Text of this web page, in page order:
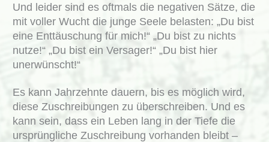
Und leider sind es oftmals die negativen Sätze, die
mit voller Wucht die junge Seele belasten: „Du bist
eine Enttäuschung für mich!“ „Du bist zu nichts
nutze!“ „Du bist ein Versager!“ „Du bist hier
unerwünscht!“
Es kann Jahrzehnte dauern, bis es möglich wird,
diese Zuschreibungen zu überschreiben. Und es
kann sein, dass ein Leben lang in der Tiefe die
ursprüngliche Zuschreibung vorhanden bleibt –